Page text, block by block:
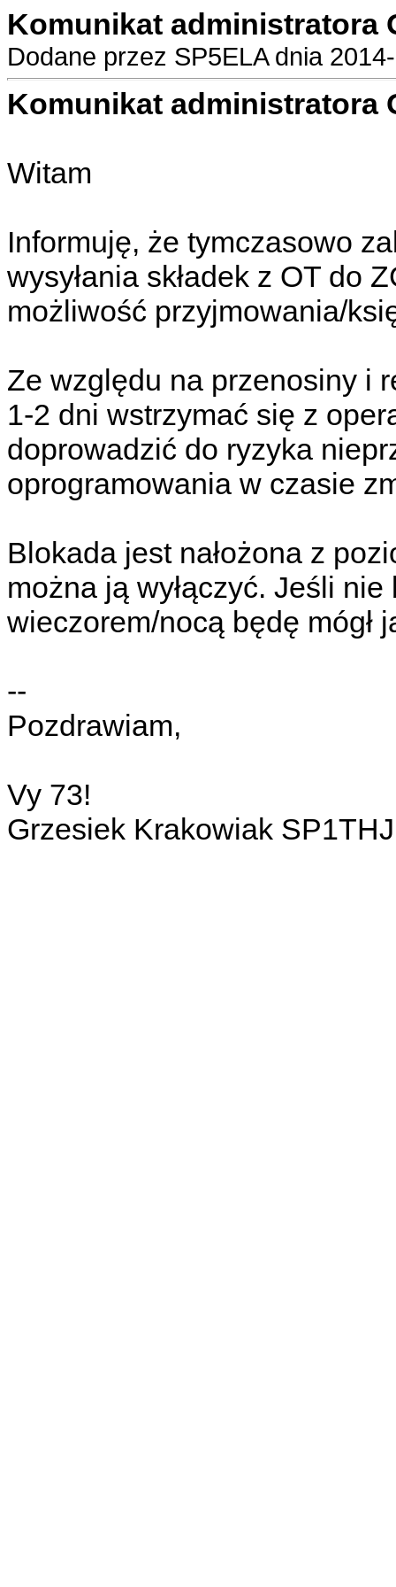
Komunikat administratora
Dodane przez SP5ELA dnia
Komunikat administratora
Witam
Informuję, że tymczasowo
wysyłania składek z OT do
możliwość przyjmowania/
Ze względu na przenosiny i
1-2 dni wstrzymać się z
doprowadzić do ryzyka
oprogramowania w czasie
Blokada jest nałożona z
można ją wyłączyć. Jeśli
wieczorem/nocą będę mógł
--
Pozdrawiam,
Vy 73!
Grzesiek Krakowiak SP1THJ